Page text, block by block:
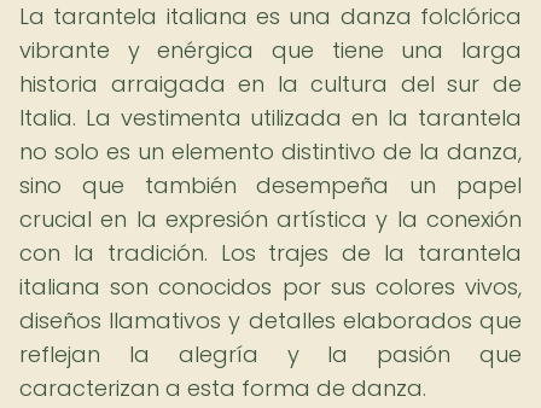
La tarantela italiana es una danza folclórica
vibrante y enérgica que tiene una larga
historia arraigada en la cultura del sur de
Italia. La vestimenta utilizada en la tarantela
no solo es un elemento distintivo de la danza,
sino que también desempeña un papel
crucial en la expresión artística y la conexión
con la tradición. Los trajes de la tarantela
italiana son conocidos por sus colores vivos,
diseños llamativos y detalles elaborados que
reflejan la alegría y la pasión que
caracterizan a esta forma de danza.